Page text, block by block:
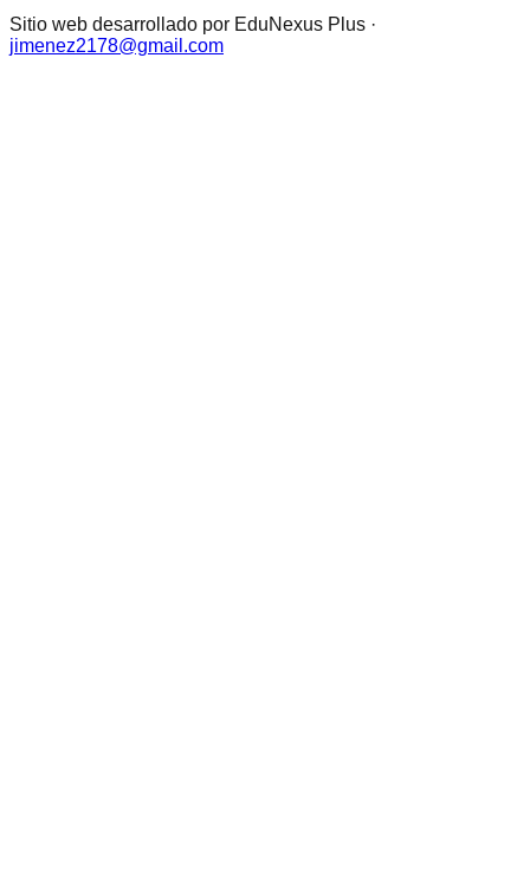
Sitio web desarrollado por EduNexus Plus ·
jimenez2178@gmail.com